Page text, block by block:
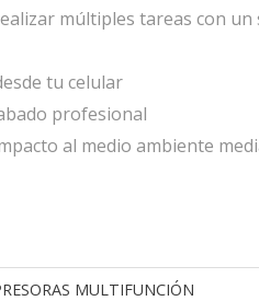
múltiples tareas con un
tu celular
profesional
al medio ambiente
MULTIFUNCIÓN